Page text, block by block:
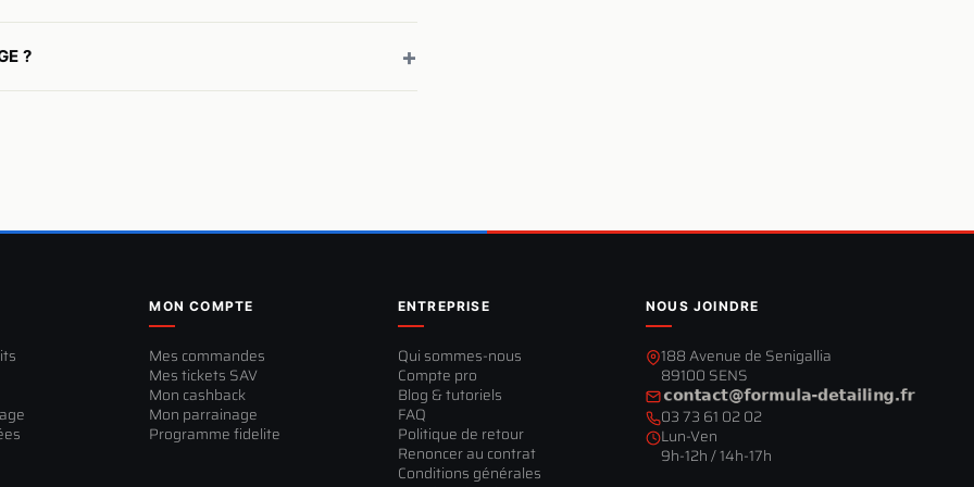
? +
MON COMPTE
Mes commandes
Mes tickets SAV
Mon cashback
Mon parrainage
Programme fidelite
ENTREPRISE
Qui sommes-nous
Compte pro
Blog & tutoriels
FAQ
Politique de retour
Renoncer au contrat
Conditions générales
NOUS JOINDRE
188 Avenue de Senigallia
89100 SENS
03 73 61 02 02
Lun-Ven
9h-12h / 14h-17h